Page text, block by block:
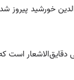
خورشید پیروز
دقایق‌الاشعار